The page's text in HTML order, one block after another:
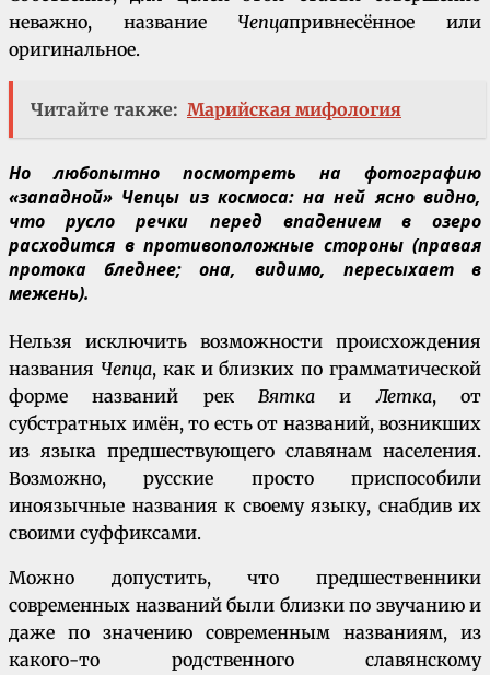
неважно, название Чепцапривнесённое или
оригинальное.
Читайте также: Марийская мифология
Но любопытно посмотреть на фотографию
«западной» Чепцы из космоса: на ней ясно видно,
что русло речки перед впадением в озеро
расходится в противоположные стороны (правая
протока бледнее; она, видимо, пересыхает в
межень).
Нельзя исключить возможности происхождения
названия Чепца, как и близких по грамматической
форме названий рек ВяткаиЛетка, от
субстратных имён, то есть от названий, возникших
из языка предшествующего славянам населения.
Возможно, русские просто приспособили
иноязычные названия к своему языку, снабдив их
своими суффиксами.
Можно допустить, что предшественники
современных названий были близки по звучанию и
даже по значению современным названиям, из
какого-то родственного славянскому